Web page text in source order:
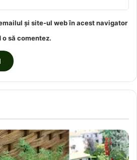
și site-ul web în acest navigator
să comentez.